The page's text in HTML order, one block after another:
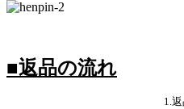
■返品の流れ
1.返品希望